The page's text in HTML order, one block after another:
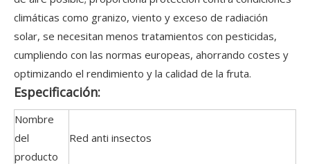
climáticas como granizo, viento y exceso de radiación
solar, se necesitan menos tratamientos con pesticidas,
cumpliendo con las normas europeas, ahorrando costes y
optimizando el rendimiento y la calidad de la fruta.
Especificación:
Nombre
del
producto
Red anti insectos